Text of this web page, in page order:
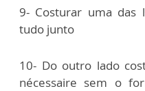
9- Costurar uma das
tudo junto
10- Do outro lado
nécessaire sem o